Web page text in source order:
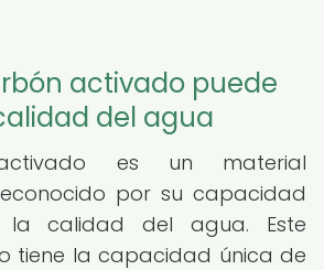
activado puede
del agua
es un material
por su capacidad
la calidad del agua. Este
tiene la capacidad única de